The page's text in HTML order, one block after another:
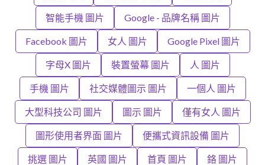
智能手機 圖片 Google - 品牌名稱 圖片
Facebook 圖片 女人 圖片 Google Pixel 圖片
字母X 圖片 裝置螢幕 圖片 人 圖片
手機 圖片 社交媒體圖示 圖片 一個人 圖片
大型科技公司 圖片 圖示 圖片 僅有女人 圖片
圖形使用者界面 圖片 便攜式資訊設備 圖片
挑選 圖片 英國 圖片 首頁 圖片 鉻 圖片